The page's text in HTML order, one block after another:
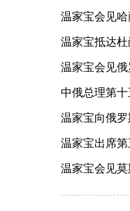
温家宝会见
温家宝抵达
温家宝会见俄
中俄总理第
温家宝向俄
温家宝出席
温家宝会见莫